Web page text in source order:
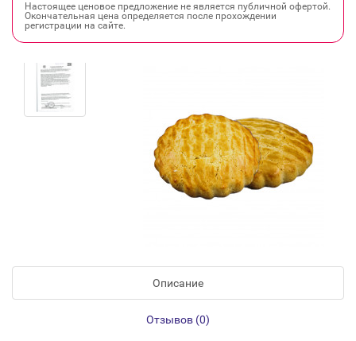
Настоящее ценовое предложение не является публичной офертой.
Окончательная цена определяется после прохождении
регистрации на сайте.
Описание
Отзывов (0)